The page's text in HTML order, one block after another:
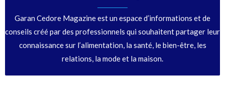
Garan Cedore Magazine est un espace d’informations et de
conseils créé par des professionnels qui souhaitent partager leur
connaissance sur l’alimentation, la santé, le bien-être, les
relations, la mode et la maison.